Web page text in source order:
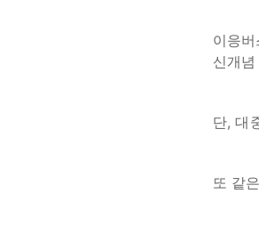
이응
신개
단, 대
또 같